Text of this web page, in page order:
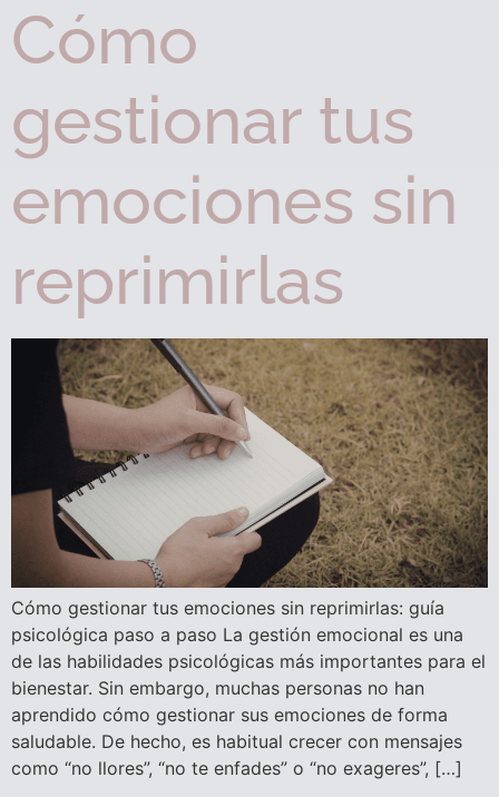
Cómo
gestionar tus
emociones sin
reprimirlas
Cómo gestionar tus emociones sin reprimirlas: guía
psicológica paso a paso La gestión emocional es una
de las habilidades psicológicas más importantes para el
bienestar. Sin embargo, muchas personas no han
aprendido cómo gestionar sus emociones de forma
saludable. De hecho, es habitual crecer con mensajes
como “no llores”, “no te enfades” o “no exageres”, […]